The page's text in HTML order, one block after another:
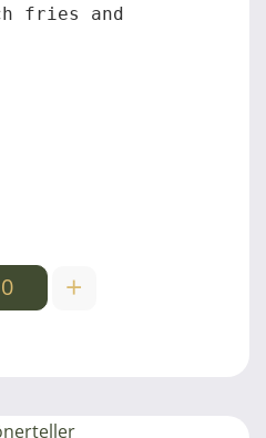
fries and
+